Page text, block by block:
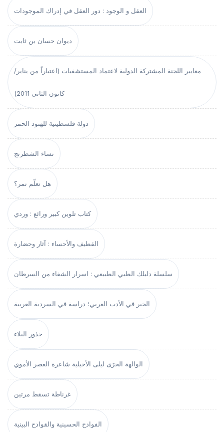
العقل و الوجود : دور العقل في إدراك الموجودات
ديوان حسان بن ثابت
معايير اللجنة المشتركة الدولية لاعتماد المستشفيات (اعتباراً من يناير/
كانون الثاني 2011)
دولة فلسطينية للهنود الحمر
نساء الشطرنج
هل تعلّم نمر؟
كتاب تلوين كبير ورائع : وردي
القطيف والأحساء : آثار وحضارة
سلسلة دليلك الطبي الطبيعي : اسرار الشفاء من السرطان
الخبر في الأدب العربي؛ دراسة في السردية العربية
جذور البلاء
الوالهة الحرَى ليلى الأخيلية شاعرة العصر الأموي
غرناطة تسقط مرتين
الفوادح الحسينية والقوادح البينية